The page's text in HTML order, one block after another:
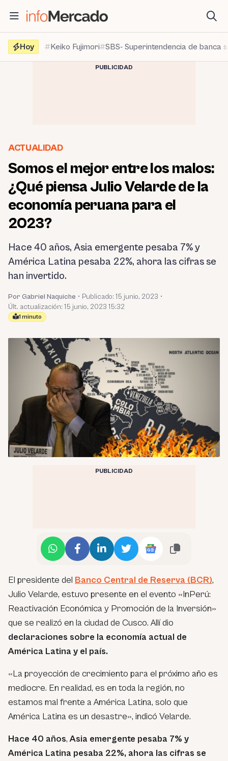
contenido
Hoy
Keiko Fujimori SBS- Superintendencia de banca
PUBLICIDAD
ACTUALIDAD
Somos el mejor entre los malos:
¿Qué piensa Julio Velarde de la
economía peruana para el
2023?
Hace 40 años, Asia emergente pesaba 7% y
América Latina pesaba 22%, ahora las cifras se
han invertido.
Por Gabriel Naquiche • Publicado: 15 junio, 2023 •
Últ. actualización: 15 junio, 2023 15:32
1 minuto
PUBLICIDAD
El presidente del Banco Central de Reserva (BCR),
Julio Velarde, estuvo presente en el evento «InPerú:
Reactivación Económica y Promoción de la Inversión»
que se realizó en la ciudad de Cusco. Allí dio
declaraciones sobre la economía actual de
América Latina y el país.
«La proyección de crecimiento para el próximo año es
mediocre. En realidad, es en toda la región, no
estamos mal frente a América Latina, solo que
América Latina es un desastre», indicó Velarde.
Hace 40 años,Asia emergente pesaba 7% y
América Latina pesaba 22%, ahora las cifras se